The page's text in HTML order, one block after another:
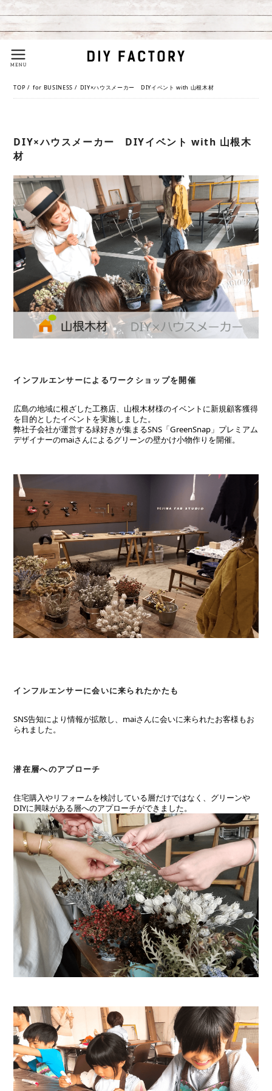
TOP / for BUSINESS / DIY×ハウスメーカー DIYイベント with 山根木材
DIY×ハウスメーカー DIYイベント with 山根木
材
インフルエンサーによるワークショップを開催
広島の地域に根ざした工務店、山根木材様のイベントに新規顧客獲得
を目的としたイベントを実施しました。
弊社子会社が運営する緑好きが集まるSNS「GreenSnap」プレミアム
デザイナーのmaiさんによるグリーンの壁かけ小物作りを開催。
インフルエンサーに会いに来られたかたも
SNS告知により情報が拡散し、maiさんに会いに来られたお客様もお
られました。
潜在層へのアプローチ
住宅購入やリフォームを検討している層だけではなく、グリーンや
DIYに興味がある層へのアプローチができました。